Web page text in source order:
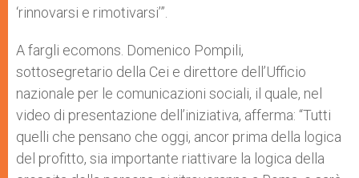
‘rinnovarsi e rimotivarsi’”.
A fargli ecomons. Domenico Pompili,
sottosegretario della Cei e direttore dell’Ufficio
nazionale per le comunicazioni sociali, il quale, nel
video di presentazione dell’iniziativa, afferma: “Tutti
quelli che pensano che oggi, ancor prima della logica
del profitto, sia importante riattivare la logica della